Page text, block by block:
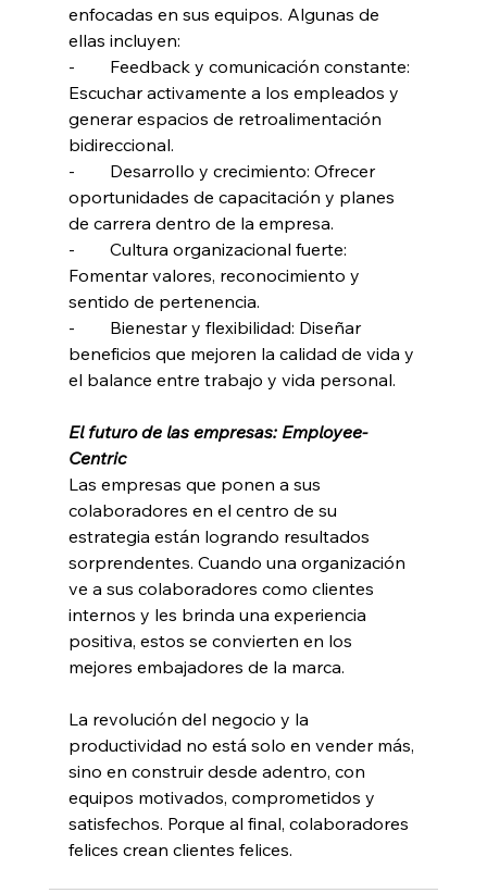
enfocadas en sus equipos. Algunas de
ellas incluyen:
-        Feedback y comunicación constante:
Escuchar activamente a los empleados y
generar espacios de retroalimentación
bidireccional.
-        Desarrollo y crecimiento: Ofrecer
oportunidades de capacitación y planes
de carrera dentro de la empresa.
-        Cultura organizacional fuerte:
Fomentar valores, reconocimiento y
sentido de pertenencia.
-        Bienestar y flexibilidad: Diseñar
beneficios que mejoren la calidad de vida y
el balance entre trabajo y vida personal.
El futuro de las empresas: Employee-
Centric
Las empresas que ponen a sus
colaboradores en el centro de su
estrategia están logrando resultados
sorprendentes. Cuando una organización
ve a sus colaboradores como clientes
internos y les brinda una experiencia
positiva, estos se convierten en los
mejores embajadores de la marca.
La revolución del negocio y la
productividad no está solo en vender más,
sino en construir desde adentro, con
equipos motivados, comprometidos y
satisfechos. Porque al final, colaboradores
felices crean clientes felices.